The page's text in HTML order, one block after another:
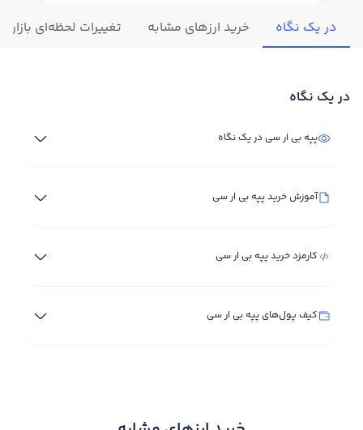
در یک نگاه خرید ارزهای مشابه تغییرات لحظه‌ای بازار
در یک نگاه
پپه بی ار سی در یک نگاه
آموزش خرید پپه بی ار سی
کارمزد خرید پپه بی ار سی
کیف پول‌های پپه بی ار سی